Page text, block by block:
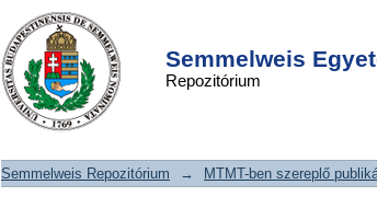
Semmelweis
Repozitórium
Immunoprecipitation
monoclonal antibodies
the Second International
Workshop
DSpace/Manakin Repository
Semmelweis Repozitórium → MTMT-ben szereplő